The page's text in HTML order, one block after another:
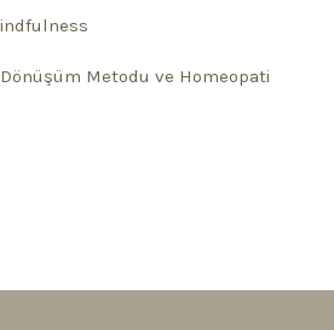
Metodu ve Homeopati